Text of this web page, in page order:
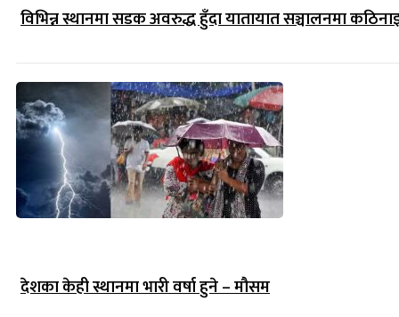
विभिन्न स्थानमा सडक अवरुद्ध हुँदा यातायात सञ्चालनमा
देशका केही स्थानमा भारी वर्षा हुने – मौसम